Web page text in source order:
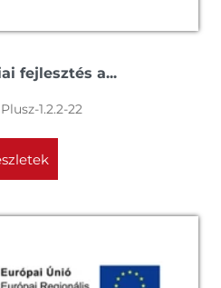
fejlesztés a...
1.2.2-22